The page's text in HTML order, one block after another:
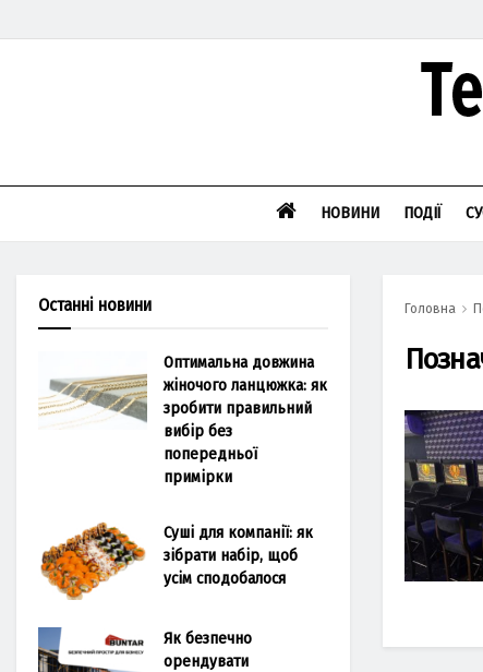
НОВИНИ ПОДІЇ
Головна
Останні новини
Оптимальна довжина
жіночого ланцюжка: як
зробити правильний
вибір без
попередньої
примірки
Суші для компанії: як
зібрати набір, щоб
усім сподобалося
Як безпечно
орендувати